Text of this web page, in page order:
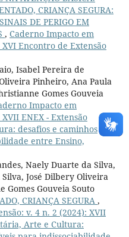
CRIANÇA SEGURA:
DE PERIGO EM
, Caderno Impacto em
Encontro de Extensão
Isabel Pereira de
Pinheiro, Ana Paula
Gomes Gouveia
Impacto em
ENEX - Extensão
desafios e caminhos
entre Ensino,
Naely Duarte da Silva,
José Dilbery Oliveira
Gomes Gouveia Souto
CRIANÇA SEGURA ,
v. 4 n. 2 (2024): XVII
Arte e Cultura: